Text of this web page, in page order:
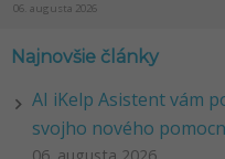
06. augusta 2026
Najnovšie články
AI iKelp Asistent vám
svojho nového